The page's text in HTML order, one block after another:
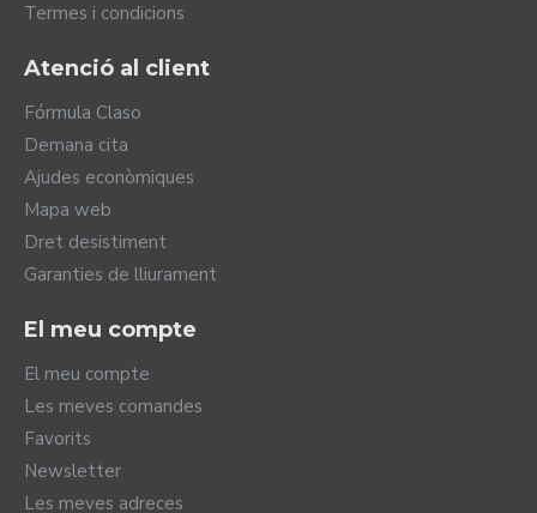
Termes i condicions
Atenció al client
Fórmula Claso
Demana cita
Ajudes econòmiques
Mapa web
Dret desistiment
Garanties de lliurament
El meu compte
El meu compte
Les meves comandes
Favorits
Newsletter
Les meves adreces